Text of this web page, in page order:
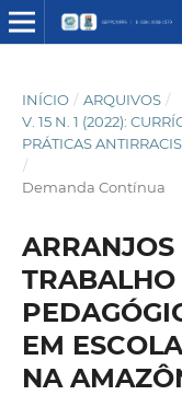
INÍCIO / ARQUIVOS /
V. 15 N. 1 (2022):
PRÁTICAS
/
Demanda Contínua
EM
NA